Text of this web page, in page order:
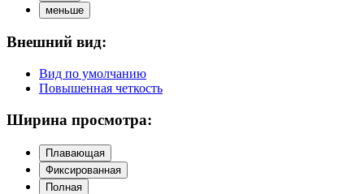
меньше
Внешний вид:
Вид по умолчанию
Повышенная четкость
Ширина просмотра:
Плавающая
Фиксированная
Полная